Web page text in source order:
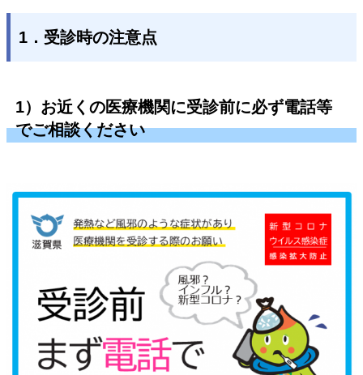
1．受診時の注意点
1）お近くの医療機関に受診前に必ず電話等
でご相談ください